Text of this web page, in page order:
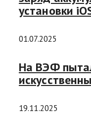
установки
01.07.2025
На ВЭФ
19.11.2025